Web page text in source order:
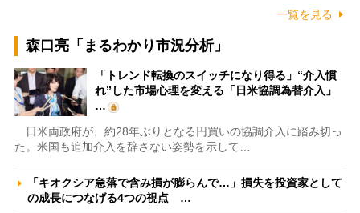
一覧を見る
森口亮「まるわかり市況分析」
「トレンド転換のスイッチになり得る」“介入慣
れ”した市場心理を変える「日米協調為替介入」
…
日米両政府が、約28年ぶりとなる円買いの協調介入に踏み切っ
た。米国も追加介入を辞さない姿勢を示して…
「キオクシア急落で含み損が膨らんで…」損失を投資家として
の成長につなげる4つの視点 …